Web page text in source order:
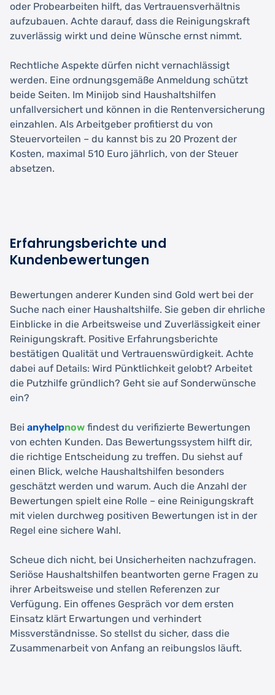
oder Probearbeiten hilft, das Vertrauensverhältnis
aufzubauen. Achte darauf, dass die Reinigungskraft
zuverlässig wirkt und deine Wünsche ernst nimmt.
Rechtliche Aspekte dürfen nicht vernachlässigt
werden. Eine ordnungsgemäße Anmeldung schützt
beide Seiten. Im Minijob sind Haushaltshilfen
unfallversichert und können in die Rentenversicherung
einzahlen. Als Arbeitgeber profitierst du von
Steuervorteilen – du kannst bis zu 20 Prozent der
Kosten, maximal 510 Euro jährlich, von der Steuer
absetzen.
Erfahrungsberichte und
Kundenbewertungen
Bewertungen anderer Kunden sind Gold wert bei der
Suche nach einer Haushaltshilfe. Sie geben dir ehrliche
Einblicke in die Arbeitsweise und Zuverlässigkeit einer
Reinigungskraft. Positive Erfahrungsberichte
bestätigen Qualität und Vertrauenswürdigkeit. Achte
dabei auf Details: Wird Pünktlichkeit gelobt? Arbeitet
die Putzhilfe gründlich? Geht sie auf Sonderwünsche
ein?
Bei anyhelpnow findest du verifizierte Bewertungen
von echten Kunden. Das Bewertungssystem hilft dir,
die richtige Entscheidung zu treffen. Du siehst auf
einen Blick, welche Haushaltshilfen besonders
geschätzt werden und warum. Auch die Anzahl der
Bewertungen spielt eine Rolle – eine Reinigungskraft
mit vielen durchweg positiven Bewertungen ist in der
Regel eine sichere Wahl.
Scheue dich nicht, bei Unsicherheiten nachzufragen.
Seriöse Haushaltshilfen beantworten gerne Fragen zu
ihrer Arbeitsweise und stellen Referenzen zur
Verfügung. Ein offenes Gespräch vor dem ersten
Einsatz klärt Erwartungen und verhindert
Missverständnisse. So stellst du sicher, dass die
Zusammenarbeit von Anfang an reibungslos läuft.